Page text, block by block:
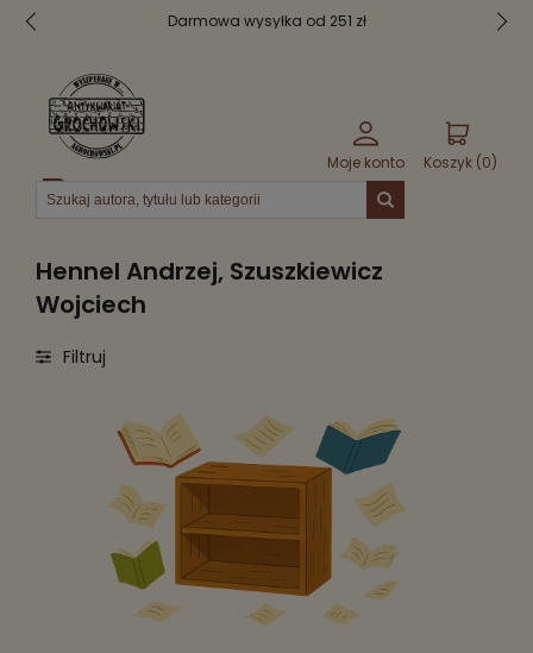
Darmowa wysyłka od 251 zł
Moje konto Koszyk (0)
Menu
Hennel Andrzej, Szuszkiewicz
Wojciech
Filtruj